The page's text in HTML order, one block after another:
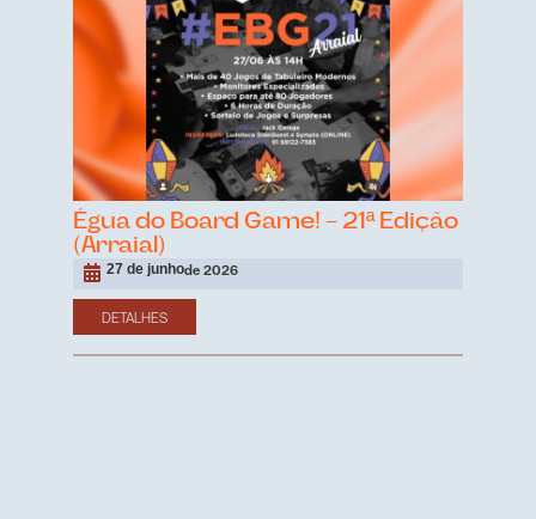
Égua do Board Game! – 21ª Edição
(Arraial)
27 de junhode 2026
DETALHES